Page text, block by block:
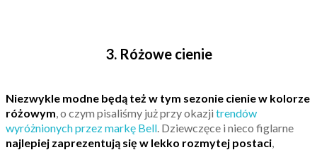
3. Różowe cienie
Niezwykle modne będą też w tym sezonie cienie w kolorze
różowym, o czym pisaliśmy już przy okazji trendów
wyróżnionych przez markę Bell. Dziewczęce i nieco figlarne
najlepiej zaprezentują się w lekko rozmytej postaci,